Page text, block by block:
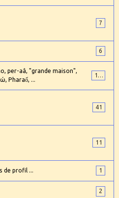
7
6
per-aâ, "grande maison",
Pharaố, ...
101
41
11
de profil ... 1
2